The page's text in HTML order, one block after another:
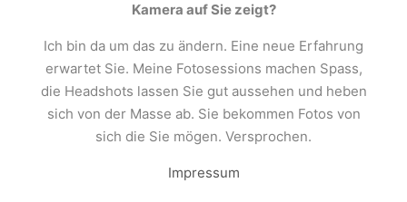
Kamera auf Sie zeigt?
Ich bin da um das zu ändern. Eine neue Erfahrung
erwartet Sie. Meine Fotosessions machen Spass,
die Headshots lassen Sie gut aussehen und heben
sich von der Masse ab. Sie bekommen Fotos von
sich die Sie mögen. Versprochen.
Impressum